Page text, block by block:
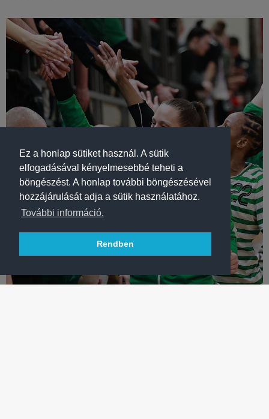
Ez a honlap sütiket használ. A sütik
elfogadásával kényelmesebbé teheti a
böngészést. A honlap további böngészésével
hozzájárulását adja a sütik használatához.
További információ.
Rendben